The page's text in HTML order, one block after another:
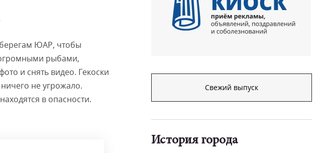
берегам ЮАР, чтобы
рыбами,
и снять видео. Гекоски
не угрожало.
в опасности.
Свежий выпуск
История города